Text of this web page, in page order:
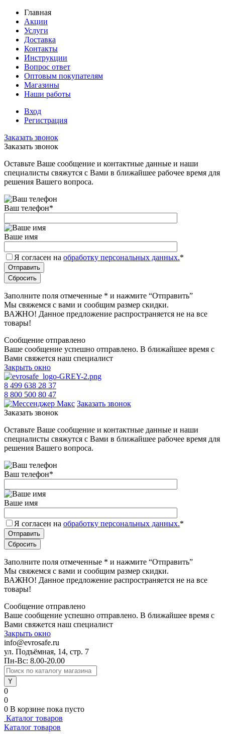
Главная
Акции
Услуги
Доставка
Контакты
Инструкции
Вопрос ответ
Оптовым покупателям
Магазины
Наши работы
Вход
Регистрация
Заказать звонок
Заказать звонок
Оставьте Ваше сообщение и контактные данные и наши
специалисты свяжутся с Вами в ближайшее рабочее время для
решения Вашего вопроса.
Ваш телефон*
Ваше имя
Я согласен на обработку персональных данных.*
Заполните поля отмеченные * и нажмите “Отправить”
Мы свяжемся с вами и сообщим размер скидки.
ВАЖНО! Данное предложение распространяется не на все
товары!
Сообщение отправлено
Ваше сообщение успешно отправлено. В ближайшее время с
Вами свяжется наш специалист
Закрыть окно
8 499 638 28 37
8 800 500 80 47
Заказать звонок
Заказать звонок
Оставьте Ваше сообщение и контактные данные и наши
специалисты свяжутся с Вами в ближайшее рабочее время для
решения Вашего вопроса.
Ваш телефон*
Ваше имя
Я согласен на обработку персональных данных.*
Заполните поля отмеченные * и нажмите “Отправить”
Мы свяжемся с вами и сообщим размер скидки.
ВАЖНО! Данное предложение распространяется не на все
товары!
Сообщение отправлено
Ваше сообщение успешно отправлено. В ближайшее время с
Вами свяжется наш специалист
Закрыть окно
info@evrosafe.ru
ул. Подъёмная, 14, стр. 7
Пн-Вс: 8.00-20.00
0
0
0 В корзине пока пусто
Каталог товаров
Каталог товаров